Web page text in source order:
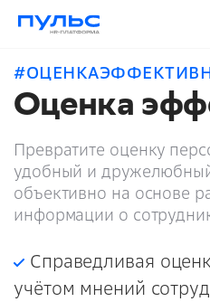
Оценка
Превратите оценку
удобный и
объективно на основе
информации о
Справедливая
учётом мнений